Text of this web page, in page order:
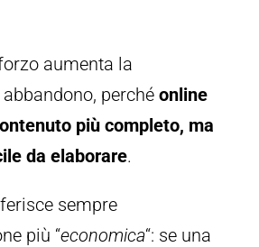
aumenta la
perché online
più completo, ma
da elaborare.
sempre
più “economica“: se una